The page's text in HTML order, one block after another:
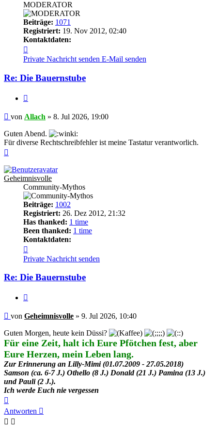
MODERATOR
Beiträge: 1071
Registriert: 19. Nov 2012, 02:40
Kontaktdaten:
von
Allach
Private Nachricht senden E-Mail senden
Re: Die Bauernstube
Beitrag
von Allach » 8. Jul 2026, 19:00
Guten Abend.
Für diverse Rechtschreibfehler ist meine Tastatur verantworlich.
Geheimnisvolle
Community-Mythos
Beiträge: 1002
Registriert: 26. Dez 2012, 21:32
Has thanked: 1 time
Been thanked: 1 time
Kontaktdaten:
von
Geheimnisvolle
Private Nachricht senden
Re: Die Bauernstube
Beitrag
von Geheimnisvolle » 9. Jul 2026, 10:40
Guten Morgen, heute kein Düssi?
Für eine Zeit, halt ich Eure Pfötchen fest, aber
Eure Herzen, mein Leben lang.
Zur Erinnerung an Lilly-Mimi (01.07.2009 - 27.05.2018)
Samson (ca. 6-7 J.) Othello (8 J.) Donald (21 J.) Pamina (13 J.)
und Pauli (2 J.).
Ich werde Euch nie vergessen
oben
Antworten